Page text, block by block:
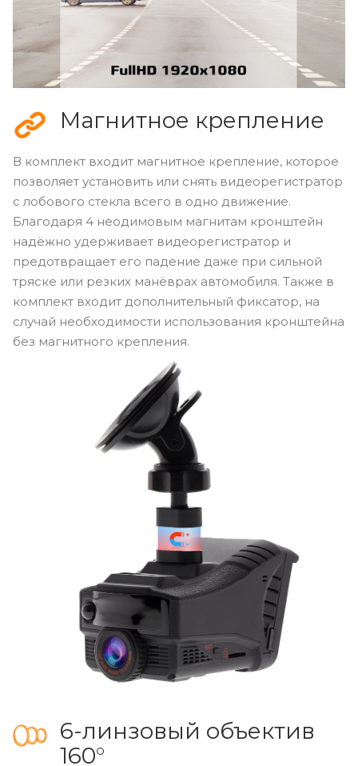
Магнитное крепление
В комплект входит магнитное крепление, которое
позволяет установить или снять видеорегистратор
с лобового стекла всего в одно движение.
Благодаря 4 неодимовым магнитам кронштейн
надёжно удерживает видеорегистратор и
предотвращает его падение даже при сильной
тряске или резких манёврах автомобиля. Также в
комплект входит дополнительный фиксатор, на
случай необходимости использования кронштейна
без магнитного крепления.
6-линзовый объектив
160°